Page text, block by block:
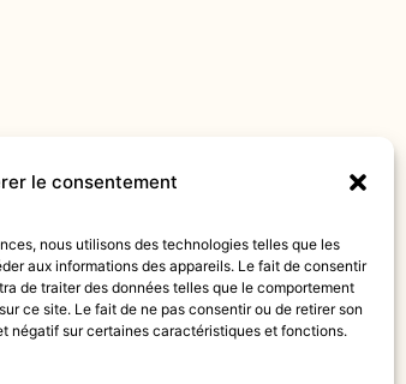
le consentement
nous utilisons des technologies telles que les
aux informations des appareils. Le fait de consentir
de traiter des données telles que le comportement
ce site. Le fait de ne pas consentir ou de retirer son
négatif sur certaines caractéristiques et fonctions.